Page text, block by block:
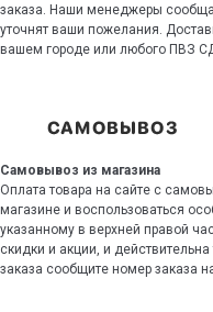
заказа. Наши менеджеры
уточнят ваши пожелания.
вашем городе или любого ПВЗ
Самовывоз из магазина
Оплата товара на сайте с
магазине и воспользоваться
указанному в верхней правой
скидки и акции, и
заказа сообщите номер заказа